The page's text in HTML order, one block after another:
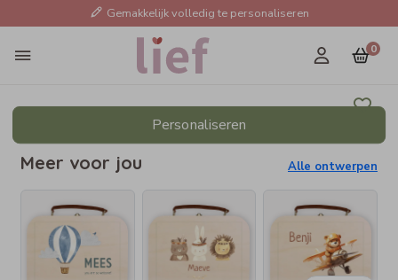
Gemakkelijk volledig te personaliseren
0
Personaliseren
Meer voor jou Alle ontwerpen